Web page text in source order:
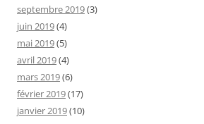
septembre 2019(3)
juin 2019(4)
mai 2019(5)
avril 2019(4)
mars 2019(6)
février 2019(17)
janvier 2019(10)